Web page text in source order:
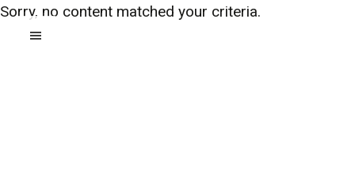
Sorry, no content matched your criteria.